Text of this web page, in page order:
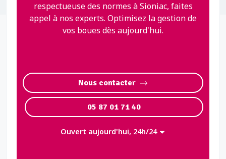
respectueuse des normes à Sioniac, faites
appel à nos experts. Optimisez la gestion de
vos boues dès aujourd'hui.
Nous contacter
05 87 01 71 40
Ouvert aujourd'hui, 24h/24